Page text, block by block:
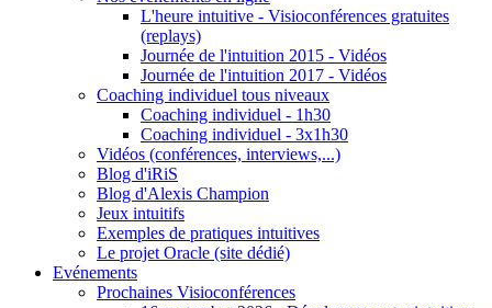
L'heure intuitive - Visioconférences gratuites
(replays)
Journée de l'intuition 2015 - Vidéos
Journée de l'intuition 2017 - Vidéos
Coaching individuel tous niveaux
Coaching individuel - 1h30
Coaching individuel - 3x1h30
Vidéos (conférences, interviews,...)
Blog d'iRiS
Blog d'Alexis Champion
Jeux intuitifs
Exemples de pratiques intuitives
Le projet Oracle (site dédié)
Evénements
Prochaines Visioconférences